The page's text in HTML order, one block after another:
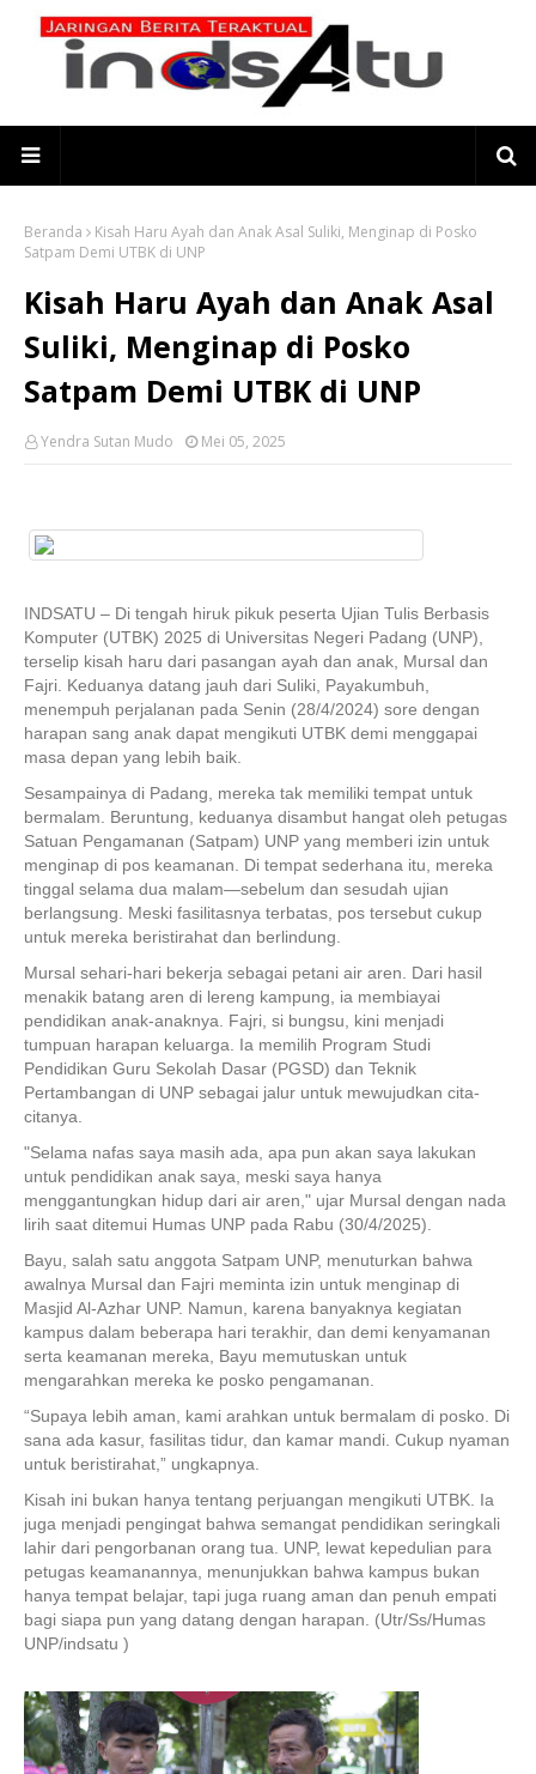
Beranda
Kisah Haru Ayah dan Anak Asal Suliki, Menginap di Posko
Satpam Demi UTBK di UNP
Kisah Haru Ayah dan Anak Asal
Suliki, Menginap di Posko
Satpam Demi UTBK di UNP
Yendra Sutan Mudo Mei 05, 2025
INDSATU – Di tengah hiruk pikuk peserta Ujian Tulis Berbasis
Komputer (UTBK) 2025 di Universitas Negeri Padang (UNP),
terselip kisah haru dari pasangan ayah dan anak, Mursal dan
Fajri. Keduanya datang jauh dari Suliki, Payakumbuh,
menempuh perjalanan pada Senin (28/4/2024) sore dengan
harapan sang anak dapat mengikuti UTBK demi menggapai
masa depan yang lebih baik.
Sesampainya di Padang, mereka tak memiliki tempat untuk
bermalam. Beruntung, keduanya disambut hangat oleh petugas
Satuan Pengamanan (Satpam) UNP yang memberi izin untuk
menginap di pos keamanan. Di tempat sederhana itu, mereka
tinggal selama dua malam—sebelum dan sesudah ujian
berlangsung. Meski fasilitasnya terbatas, pos tersebut cukup
untuk mereka beristirahat dan berlindung.
Mursal sehari-hari bekerja sebagai petani air aren. Dari hasil
menakik batang aren di lereng kampung, ia membiayai
pendidikan anak-anaknya. Fajri, si bungsu, kini menjadi
tumpuan harapan keluarga. Ia memilih Program Studi
Pendidikan Guru Sekolah Dasar (PGSD) dan Teknik
Pertambangan di UNP sebagai jalur untuk mewujudkan cita-
citanya.
"Selama nafas saya masih ada, apa pun akan saya lakukan
untuk pendidikan anak saya, meski saya hanya
menggantungkan hidup dari air aren," ujar Mursal dengan nada
lirih saat ditemui Humas UNP pada Rabu (30/4/2025).
Bayu, salah satu anggota Satpam UNP, menuturkan bahwa
awalnya Mursal dan Fajri meminta izin untuk menginap di
Masjid Al-Azhar UNP. Namun, karena banyaknya kegiatan
kampus dalam beberapa hari terakhir, dan demi kenyamanan
serta keamanan mereka, Bayu memutuskan untuk
mengarahkan mereka ke posko pengamanan.
“Supaya lebih aman, kami arahkan untuk bermalam di posko. Di
sana ada kasur, fasilitas tidur, dan kamar mandi. Cukup nyaman
untuk beristirahat,” ungkapnya.
Kisah ini bukan hanya tentang perjuangan mengikuti UTBK. Ia
juga menjadi pengingat bahwa semangat pendidikan seringkali
lahir dari pengorbanan orang tua. UNP, lewat kepedulian para
petugas keamanannya, menunjukkan bahwa kampus bukan
hanya tempat belajar, tapi juga ruang aman dan penuh empati
bagi siapa pun yang datang dengan harapan. (Utr/Ss/Humas
UNP/indsatu )